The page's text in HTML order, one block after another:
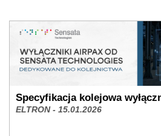
Specyfikacja kolejowa
ELTRON - 15.01.2026